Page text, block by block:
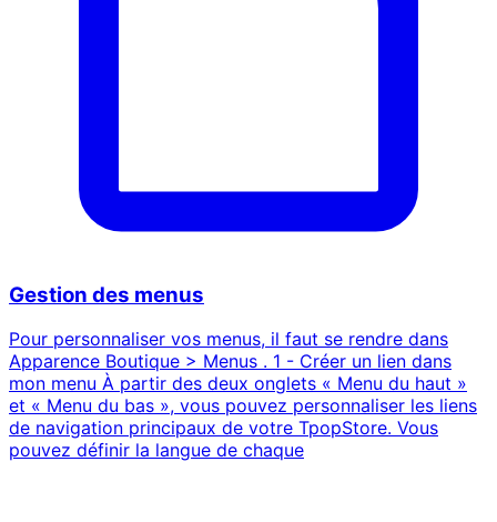
Gestion des menus
Pour personnaliser vos menus, il faut se rendre dans
Apparence Boutique > Menus . 1 - Créer un lien dans
mon menu À partir des deux onglets « Menu du haut »
et « Menu du bas », vous pouvez personnaliser les liens
de navigation principaux de votre TpopStore. Vous
pouvez définir la langue de chaque